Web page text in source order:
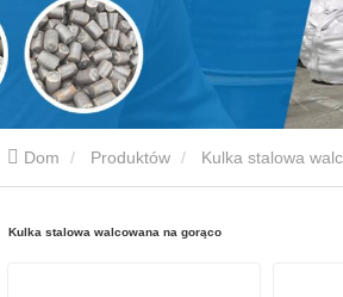
Dom Produktów Kulka stalowa
Kulka stalowa walcowana na gorąco